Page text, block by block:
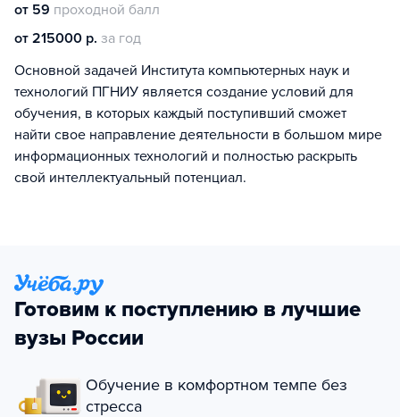
от 59 проходной балл
от 215000 р. за год
Основной задачей Института компьютерных наук и
технологий ПГНИУ является создание условий для
обучения, в которых каждый поступивший сможет
найти свое направление деятельности в большом мире
информационных технологий и полностью раскрыть
свой интеллектуальный потенциал.
Готовим к поступлению в лучшие
вузы России
Обучение в комфортном темпе без
стресса